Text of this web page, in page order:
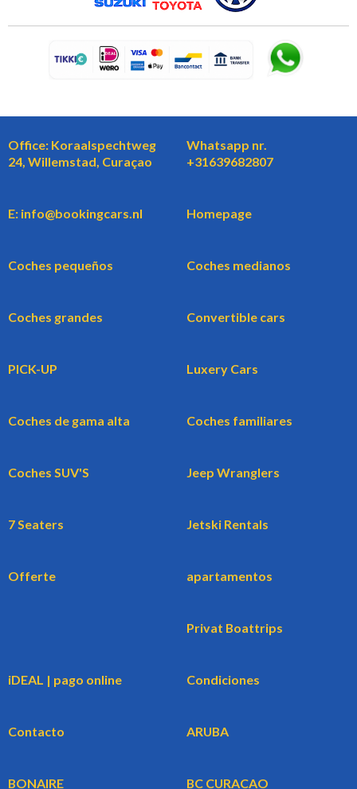
Office: Koraalspechtweg
24, Willemstad, Curaçao
Whatsapp nr.
+31639682807
E: info@bookingcars.nl Homepage
Coches pequeños Coches medianos
Coches grandes Convertible cars
PICK-UP Luxery Cars
Coches de gama alta Coches familiares
Coches SUV'S Jeep Wranglers
7 Seaters Jetski Rentals
Offerte apartamentos
Privat Boattrips
iDEAL | pago online Condiciones
Contacto ARUBA
BONAIRE BC CURACAO